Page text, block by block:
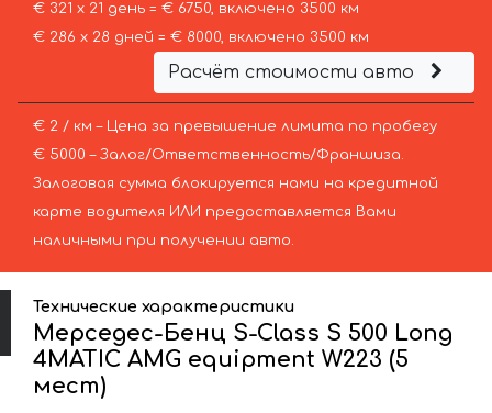
€ 321 х 21 день = € 6750, включено 3500 км
€ 286 х 28 дней = € 8000, включено 3500 км
Расчёт стоимости авто
€ 2 / км – Цена за превышение лимита по пробегу
€ 5000 – Залог/Ответственность/Франшиза.
Залоговая сумма блокируется нами на кредитной
карте водителя ИЛИ предоставляется Вами
наличными при получении авто.
Технические характеристики
Мерседес-Бенц S-Class S 500 Long
4MATIC AMG equipment W223 (5
мест)